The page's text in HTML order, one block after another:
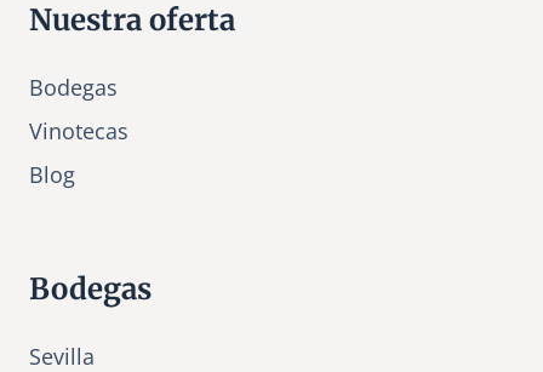
Nuestra oferta
Bodegas
Vinotecas
Blog
Bodegas
Sevilla